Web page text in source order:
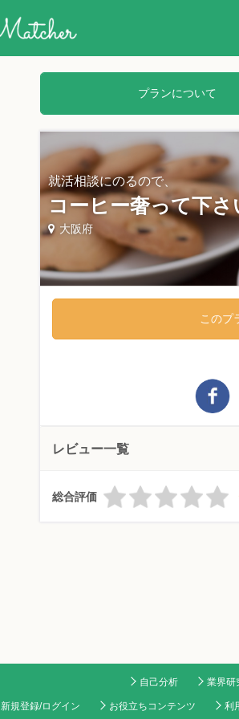
プランについて
就活相談にのるので、
コーヒー奢って下さ
大阪府
このプ
レビュー一覧
総合評価
自己分析 業界研
新規登録/ログイン お役立ちコンテンツ 利